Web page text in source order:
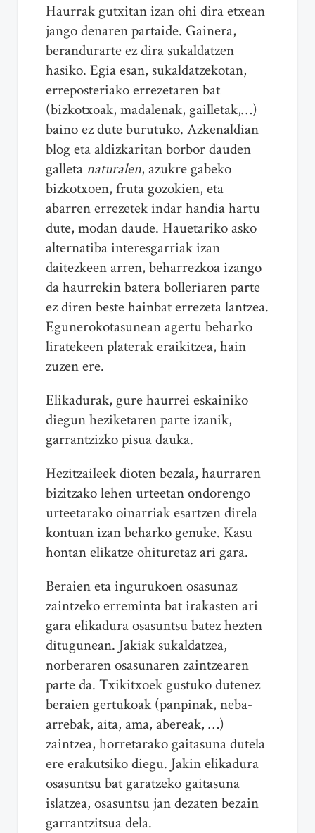
Haurrak gutxitan izan ohi dira etxean
jango denaren partaide. Gainera,
berandurarte ez dira sukaldatzen
hasiko. Egia esan, sukaldatzekotan,
erreposteriako errezetaren bat
(bizkotxoak, madalenak, gailletak,…)
baino ez dute burutuko. Azkenaldian
blog eta aldizkaritan borbor dauden
galletanaturalen, azukre gabeko
bizkotxoen, fruta gozokien, eta
abarren errezetek indar handia hartu
dute, modan daude. Hauetariko asko
alternatiba interesgarriak izan
daitezkeen arren, beharrezkoa izango
da haurrekin batera bolleriaren parte
ez diren beste hainbat errezeta lantzea.
Egunerokotasunean agertu beharko
liratekeen platerak eraikitzea, hain
zuzen ere.
Elikadurak, gure haurrei eskainiko
diegun heziketaren parte izanik,
garrantzizko pisua dauka.
Hezitzaileek dioten bezala, haurraren
bizitzako lehen urteetan ondorengo
urteetarako oinarriak esartzen direla
kontuan izan beharko genuke. Kasu
hontan elikatze ohituretaz ari gara.
Beraien eta ingurukoen osasunaz
zaintzeko erreminta bat irakasten ari
gara elikadura osasuntsu batez hezten
ditugunean. Jakiak sukaldatzea,
norberaren osasunaren zaintzearen
parte da. Txikitxoek gustuko dutenez
beraien gertukoak (panpinak, neba-
arrebak, aita, ama, abereak, …)
zaintzea, horretarako gaitasuna dutela
ere erakutsiko diegu. Jakin elikadura
osasuntsu bat garatzeko gaitasuna
islatzea, osasuntsu jan dezaten bezain
garrantzitsua dela.